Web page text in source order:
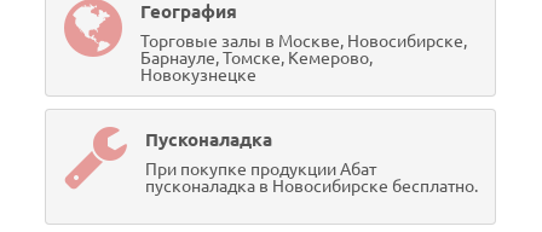
География
Торговые залы в Москве, Новосибирске,
Барнауле, Томске, Кемерово,
Новокузнецке
Пусконаладка
При покупке продукции Абат
пусконаладка в Новосибирске бесплатно.